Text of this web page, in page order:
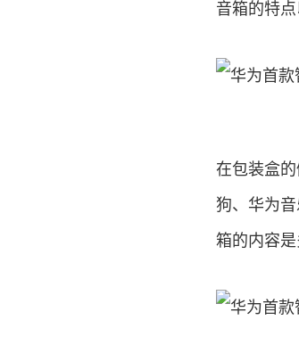
音箱的特点
在包装盒
狗、华为
箱的内容是